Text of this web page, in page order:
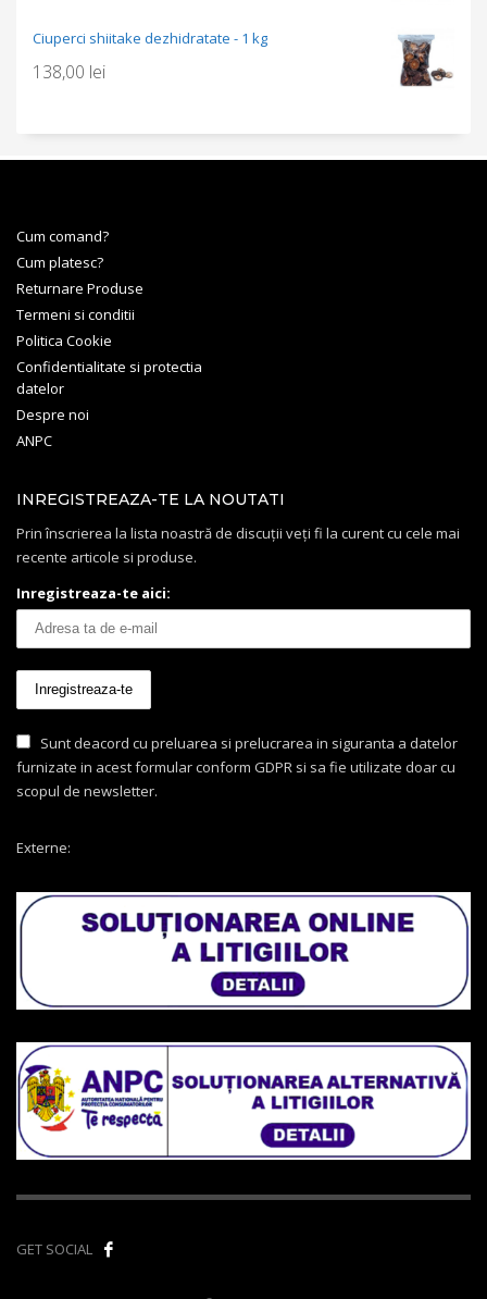
Ciuperci shiitake dezhidratate - 1 kg
138,00 lei
Cum comand?
Cum platesc?
Returnare Produse
Termeni si conditii
Politica Cookie
Confidentialitate si protectia
datelor
Despre noi
ANPC
INREGISTREAZA-TE LA NOUTATI
Prin înscrierea la lista noastră de discuții veți fi la curent cu cele mai
recente articole si produse.
Inregistreaza-te aici:
Sunt deacord cu preluarea si prelucrarea in siguranta a datelor
furnizate in acest formular conform GDPR si sa fie utilizate doar cu
scopul de newsletter.
Externe:
GET SOCIAL